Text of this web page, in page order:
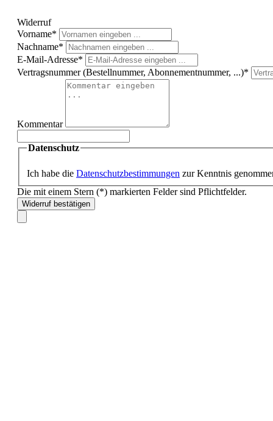
Widerruf
Vorname*
Nachname*
E-Mail-Adresse*
Vertragsnummer (Bestellnummer, Abonnementnummer, ...)*
Kommentar
Datenschutz
Ich habe die Datenschutzbestimmungen zur Kenntnis
Die mit einem Stern (*) markierten Felder sind Pflichtfelder.
Widerruf bestätigen